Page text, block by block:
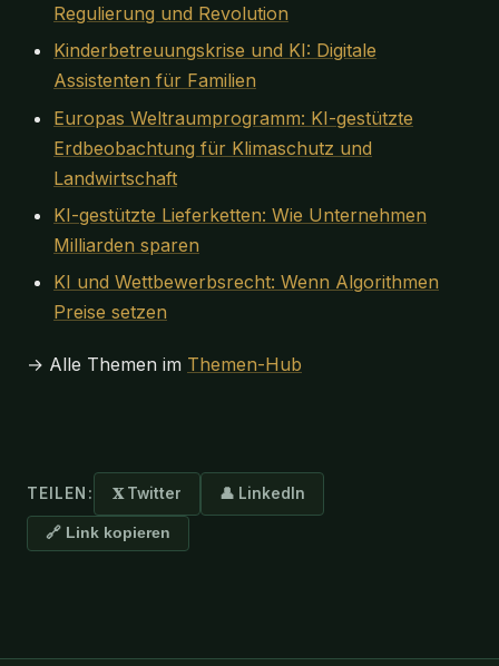
Regulierung und Revolution
Kinderbetreuungskrise und KI: Digitale
Assistenten für Familien
Europas Weltraumprogramm: KI-gestützte
Erdbeobachtung für Klimaschutz und
Landwirtschaft
KI-gestützte Lieferketten: Wie Unternehmen
Milliarden sparen
KI und Wettbewerbsrecht: Wenn Algorithmen
Preise setzen
→ Alle Themen im Themen-Hub
TEILEN: 𝐗 Twitter 👤 LinkedIn
🔗 Link kopieren